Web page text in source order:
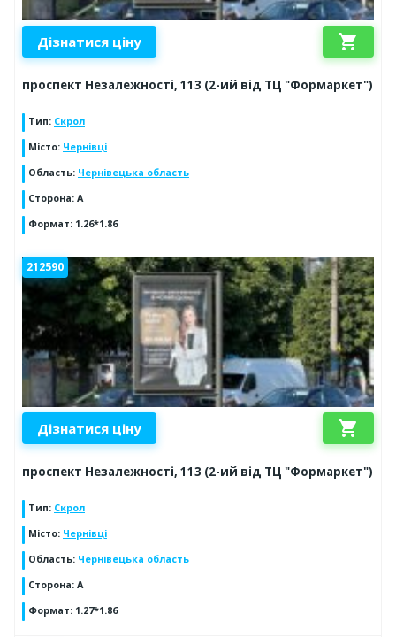
Дізнатися ціну shopping_cart
проспект Незалежності, 113 (2-ий від ТЦ "Формаркет")
Тип: Скрол
Місто: Чернівці
Область: Чернівецька область
Сторона: А
Формат: 1.26*1.86
212590
Дізнатися ціну shopping_cart
проспект Незалежності, 113 (2-ий від ТЦ "Формаркет")
Тип: Скрол
Місто: Чернівці
Область: Чернівецька область
Сторона: А
Формат: 1.27*1.86